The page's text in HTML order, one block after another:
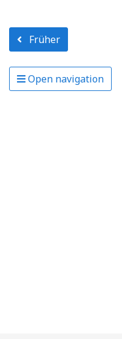
Früher
Open navigation